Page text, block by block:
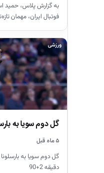
به گزارش پلاس، حمید
فوتبال ایران، مهمان
ورزشی
گل دوم سویا به
۵ ماه قبل
گل دوم سویا به
دقیقه 2+90